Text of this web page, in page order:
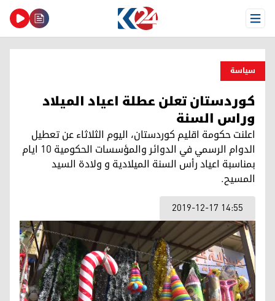
Open Menu
سیاسة
كوردستان تعلن عطلة اعياد الميلاد
وراس السنة
اعلنت حكومة اقليم كوردستان، اليوم الثلاثاء عن تعطيل
الدوام الرسمي في الدوائر والمؤسسات الحكومية 10 ايام
بمناسبة اعياد رأس السنة الميلادية و ولادة السيد
المسيح.
2019-12-17 14:55